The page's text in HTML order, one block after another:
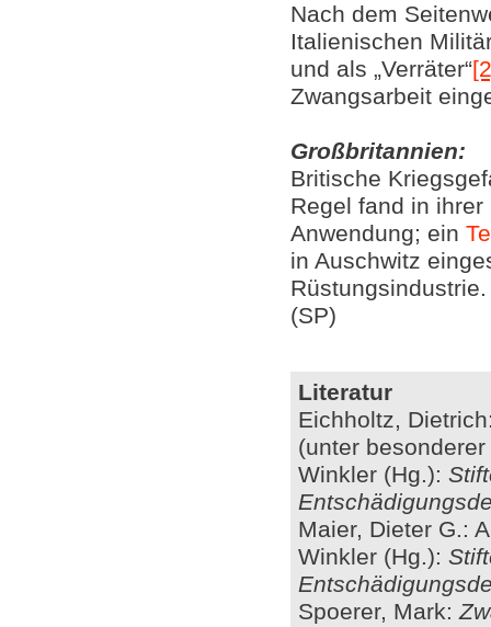
Nach dem
Italienischen
und als „Verräter“
Zwangsarbeit
Großbritannien:
Britische
Regel fand in
Anwendung; ein
in Auschwitz
Rüstungsindustrie.
(SP)
Literatur
Eichholtz,
(unter
Winkler (Hg.):
Maier, Dieter G.:
Winkler (Hg.):
Spoerer, Mark: